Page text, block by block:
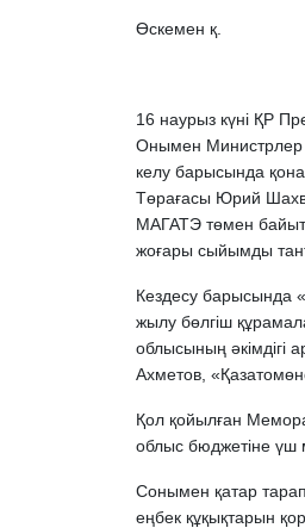
16 наурыз күні ҚР
Онымен Министрлер
келу барысында
Төрағасы Юрий
МАГАТЭ төмен
жоғары сыйымды
Кездесу барысында
жылу бөлгіш
облысының әкімдігі
Ахметов,
Қол қойылған
облыс бюджетіне үш
Сонымен қатар
еңбек құқықтарын